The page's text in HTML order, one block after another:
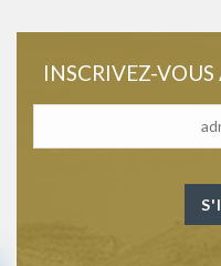
INSCRIVEZ-